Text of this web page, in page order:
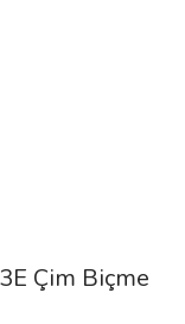
Çim Biçme